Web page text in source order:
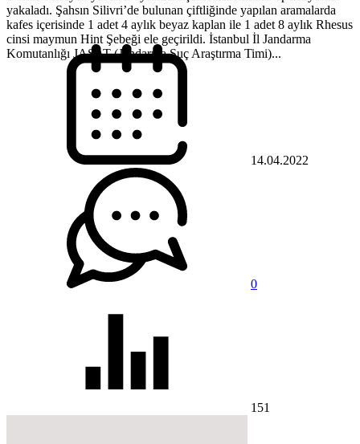
yakaladı. Şahsın Silivri’de bulunan çiftliğinde yapılan aramalarda
kafes içerisinde 1 adet 4 aylık beyaz kaplan ile 1 adet 8 aylık Rhesus
cinsi maymun Hint Şebeği ele geçirildi. İstanbul İl Jandarma
Komutanlığı JASAT (Jandarma Suç Araştırma Timi)...
14.04.2022
0
151